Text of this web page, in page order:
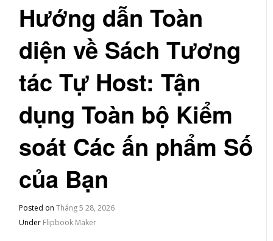
Hướng dẫn Toàn
diện về Sách Tương
tác Tự Host: Tận
dụng Toàn bộ Kiểm
soát Các ấn phẩm Số
của Bạn
Posted onTháng 5 28, 2026
Under Flipbook Maker